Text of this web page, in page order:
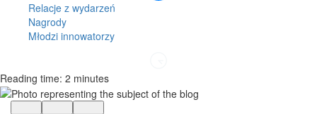
Relacje z wydarzeń
Nagrody
Młodzi innowatorzy
Reading time: 2 minutes